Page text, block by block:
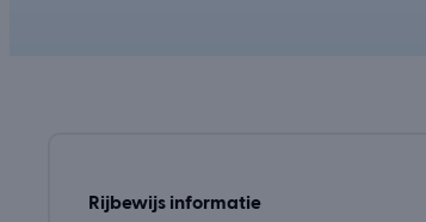
Rijbewijs informatie